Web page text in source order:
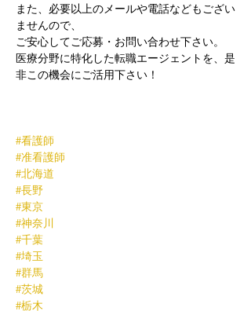
また、必要以上のメールや電話などもござい
ませんので、
ご安心してご応募・お問い合わせ下さい。
医療分野に特化した転職エージェントを、是
非この機会にご活用下さい！
#看護師
#准看護師
#北海道
#長野
#東京
#神奈川
#千葉
#埼玉
#群馬
#茨城
#栃木